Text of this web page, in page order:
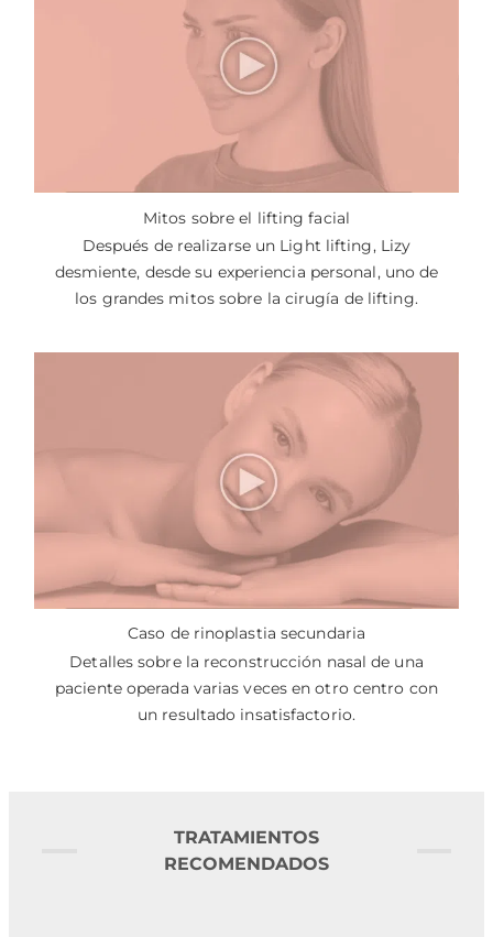
Mitos sobre el lifting facial
Después de realizarse un Light lifting, Lizy
desmiente, desde su experiencia personal, uno de
los grandes mitos sobre la cirugía de lifting.
Caso de rinoplastia secundaria
Detalles sobre la reconstrucción nasal de una
paciente operada varias veces en otro centro con
un resultado insatisfactorio.
TRATAMIENTOS
RECOMENDADOS